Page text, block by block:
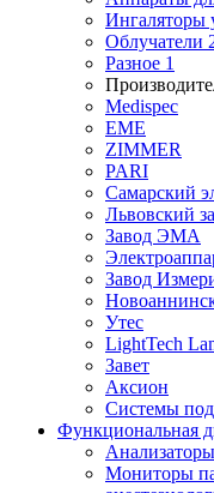
Ингаляторы
Облучатели
Разное 1
Medispec
EME
ZIMMER
PARI
Самарский
Львовский
Завод ЭМА
Завод
Утес
LightTech
Завет
Аксион
Системы
Функциональная
Мониторы